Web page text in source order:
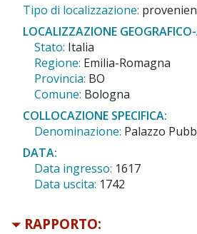
Tipo di localizzazione:
LOCALIZZAZIONE
Stato: Italia
Regione: Emilia-Romagna
Provincia: BO
Comune: Bologna
COLLOCAZIONE SPECIFICA:
Denominazione: Palazzo
DATA:
Data ingresso: 1617
Data uscita: 1742
RAPPORTO: